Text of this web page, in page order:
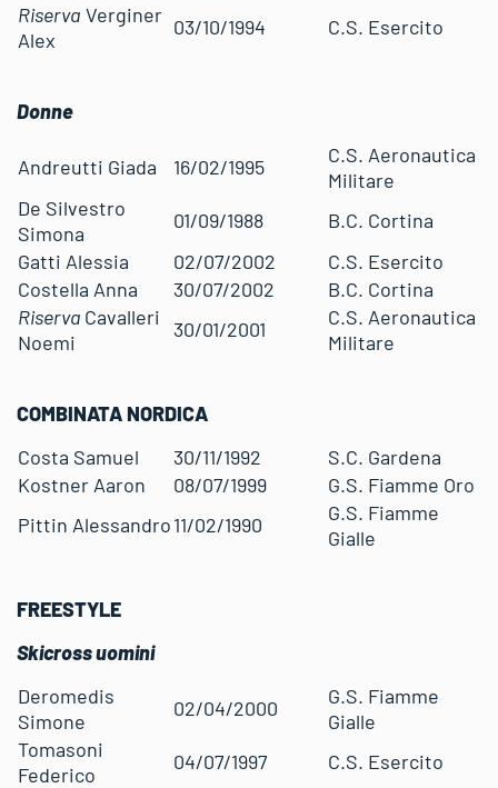
Riserva Verginer
Alex
03/10/1994 C.S. Esercito
Donne
Andreutti Giada 16/02/1995
C.S. Aeronautica
Militare
De Silvestro
Simona
01/09/1988
B.C. Cortina
Gatti Alessia
02/07/2002
C.S. Esercito
Costella Anna
30/07/2002
B.C. Cortina
Riserva Cavalleri
Noemi
30/01/2001
C.S. Aeronautica
Militare
COMBINATA NORDICA
Costa Samuel
30/11/1992
S.C. Gardena
Kostner Aaron
08/07/1999
G.S. Fiamme Oro
Pittin Alessandro11/02/1990
G.S. Fiamme
Gialle
FREESTYLE
Skicross uomini
Deromedis
Simone
02/04/2000
G.S. Fiamme
Gialle
Tomasoni
Federico
04/07/1997
C.S. Esercito